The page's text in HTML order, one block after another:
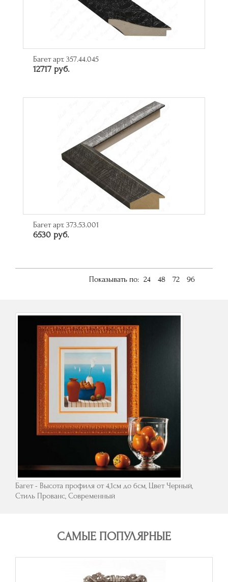
Багет арт. 357.44.045
12717 руб.
Багет арт. 373.53.001
6530 руб.
Показывать по: 24 48 72 96
Багет - Высота профиля от 4,1см до 6см, Цвет Черный,
Стиль Прованс, Современный
САМЫЕ ПОПУЛЯРНЫЕ